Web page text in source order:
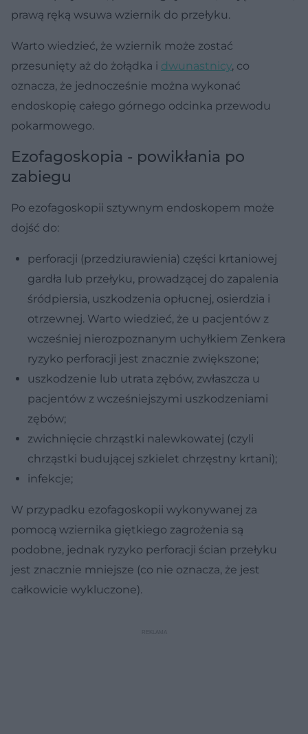
prawą ręką wsuwa wziernik do przełyku.
Warto wiedzieć, że wziernik może zostać
przesunięty aż do żołądka i dwunastnicy, co
oznacza, że jednocześnie można wykonać
endoskopię całego górnego odcinka przewodu
pokarmowego.
Ezofagoskopia - powikłania po
zabiegu
Po ezofagoskopii sztywnym endoskopem może
dojść do:
perforacji (przedziurawienia) części krtaniowej
gardła lub przełyku, prowadzącej do zapalenia
śródpiersia, uszkodzenia opłucnej, osierdzia i
otrzewnej. Warto wiedzieć, że u pacjentów z
wcześniej nierozpoznanym uchyłkiem Zenkera
ryzyko perforacji jest znacznie zwiększone;
uszkodzenie lub utrata zębów, zwłaszcza u
pacjentów z wcześniejszymi uszkodzeniami
zębów;
zwichnięcie chrząstki nalewkowatej (czyli
chrząstki budującej szkielet chrzęstny krtani);
infekcje;
W przypadku ezofagoskopii wykonywanej za
pomocą wziernika giętkiego zagrożenia są
podobne, jednak ryzyko perforacji ścian przełyku
jest znacznie mniejsze (co nie oznacza, że jest
całkowicie wykluczone).